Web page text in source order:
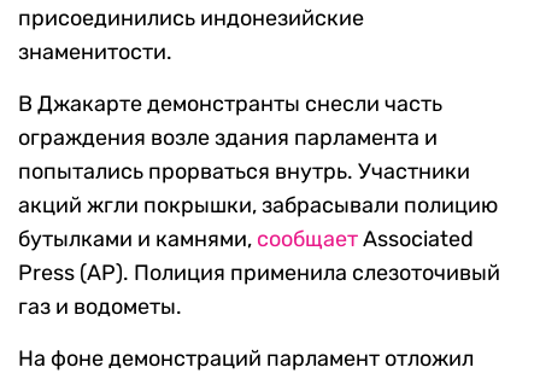
присоединились индонезийские
знаменитости.
В Джакарте демонстранты снесли часть
ограждения возле здания парламента и
попытались прорваться внутрь. Участники
акций жгли покрышки, забрасывали полицию
бутылками и камнями, сообщаетAssociated
Press (AP). Полиция применила слезоточивый
газ и водометы.
На фоне демонстраций парламент отложил